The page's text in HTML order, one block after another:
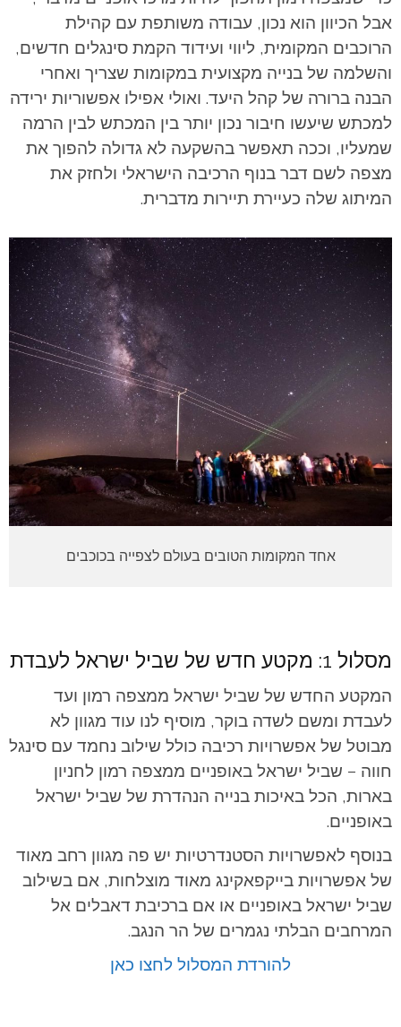
אבל הכיוון הוא נכון, עבודה משותפת עם קהילת
הרוכבים המקומית, ליווי ועידוד הקמת סינגלים חדשים,
והשלמה של בנייה מקצועית במקומות שצריך ואחרי
הבנה ברורה של קהל היעד. ואולי אפילו אפשוריות ירידה
למכתש שיעשו חיבור נכון יותר בין המכתש לבין הרמה
שמעליו, וככה תאפשר בהשקעה לא גדולה להפוך את
מצפה לשם דבר בנוף הרכיבה הישראלי ולחזק את
המיתוג שלה כעיירת תיירות מדברית.
אחד המקומות הטובים בעולם לצפייה בכוכבים
מסלול 1: מקטע חדש של שביל ישראל לעבדת
המקטע החדש של שביל ישראל ממצפה רמון ועד
לעבדת ומשם לשדה בוקר, מוסיף לנו עוד מגוון לא
מבוטל של אפשרויות רכיבה כולל שילוב נחמד עם סינגל
חווה – שביל ישראל באופניים ממצפה רמון לחניון
בארות, הכל באיכות בנייה הנהדרת של שביל ישראל
באופניים.
בנוסף לאפשרויות הסטנדרטיות יש פה מגוון רחב מאוד
של אפשרויות בייקפאקינג מאוד מוצלחות, אם בשילוב
שביל ישראל באופניים או אם ברכיבת דאבלים אל
המרחבים הבלתי נגמרים של הר הנגב.
להורדת המסלול לחצו כאן